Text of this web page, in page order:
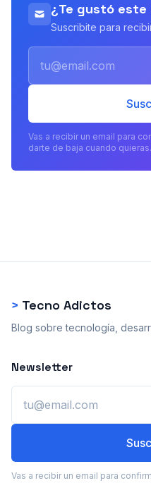
¿Te gustó
Suscribite para
Vas a recibir un email para
darte de baja cuando quieras.
> Tecno Adictos
Blog sobre tecnología,
Newsletter
Vas a recibir un email para